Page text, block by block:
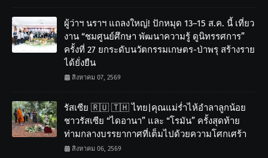
ผู้ว่าฯ นราฯ แถลงใหญ่! ปักหมุด 13–15 ส.ค. นี้ เที่ยว
งาน “ชมศูนย์ศึกษา พัฒนาความรู้ ดูนิทรรศการ”
ครั้งที่ 27 ยกระดับนวัตกรรมเกษตร-ป่าพรุ สร้างราย
ได้ยั่งยืน
สิงหาคม 07, 2569
รัสเซีย 🇷🇺 🇹🇭 ไทย|คุณแม่ร่ำไห้อำลาลูกน้อย
ชาวรัสเซีย “ไดอานา” และ “โรมัน” ครั้งสุดท้าย
ท่ามกลางบรรยากาศที่เต็มไปด้วยความโศกเศร้า
สิงหาคม 06, 2569